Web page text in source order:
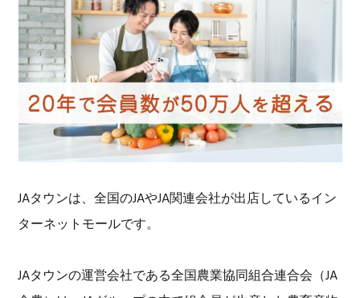
JAタウンは、全国のJAやJA関連会社が出店しているイン
ターネットモールです。
JAタウンの運営会社である全国農業協同組合連合会（JA